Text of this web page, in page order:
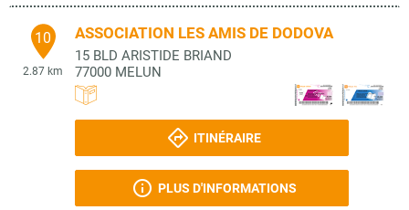
10
2.87 km
ASSOCIATION LES AMIS DE DODOVA
15 BLD ARISTIDE BRIAND
77000 MELUN
ITINÉRAIRE
PLUS D'INFORMATIONS